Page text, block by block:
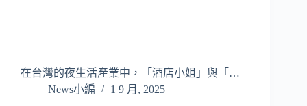
在台灣的夜生活產業中，「酒店小姐」與「…
News小編
1 9 月, 2025